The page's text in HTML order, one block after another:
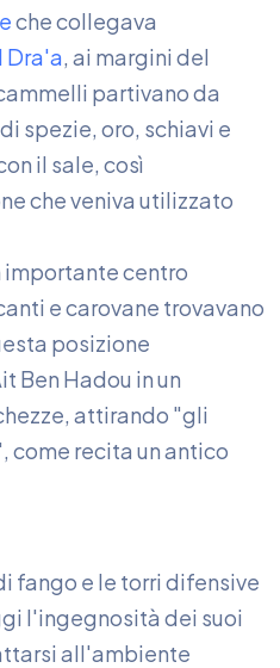
che collegava
Dra'a, ai margini del
partivano da
spezie, oro, schiavi e
il sale, così
che veniva utilizzato
importante centro
e carovane trovavano
posizione
Ben Hadou in un
attirando "gli
come recita un antico
fango e le torri difensive
l'ingegnosità dei suoi
all'ambiente